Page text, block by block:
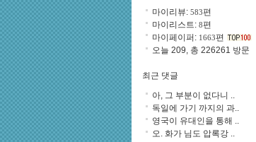
마이리뷰: 583편
마이리스트: 8편
마이페이퍼: 1663편
오늘 209, 총 226261 방문
최근 댓글
아, 그 부분이 없다니 ..
독일에 가기 까지의 과..
영국이 유대인을 통해 ..
오. 화가 님도 압록강 ..